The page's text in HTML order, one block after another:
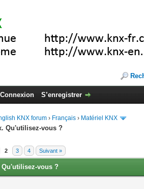
Connexion S’enregistrer
KNX forum › Français › Matériel KNX
Qu'utilisez-vous ?
2 3 4 Suivant »
vous ?